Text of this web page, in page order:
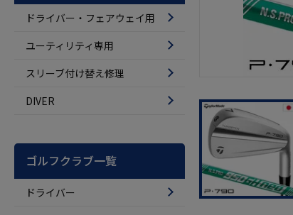
ドライバー・フェアウェイ用
ユーティリティ専用
スリーブ付け替え修理
DIVER
ゴルフクラブ一覧
ドライバー